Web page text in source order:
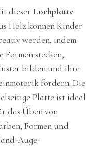
dieser Lochplatte
Holz können Kinder
werden, indem
Formen stecken,
bilden und ihre
fördern. Die
Platte ist ideal
das Üben von
Formen und
Auge-